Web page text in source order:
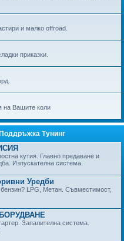
и малко offroad.
приказки.
Вашите коли
Тунинг
кутия. Главно предаване и
Изпускателна система.
Уредби
LPG, Метан. Съвместимост,
Запалителна система.